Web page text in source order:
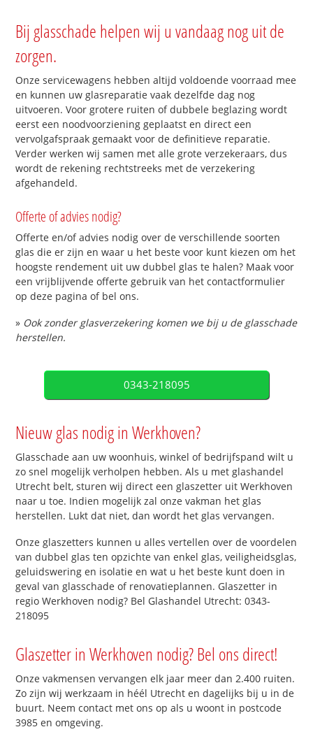
Bij glasschade helpen wij u vandaag nog uit de
zorgen.
Onze servicewagens hebben altijd voldoende voorraad mee
en kunnen uw glasreparatie vaak dezelfde dag nog
uitvoeren. Voor grotere ruiten of dubbele beglazing wordt
eerst een noodvoorziening geplaatst en direct een
vervolgafspraak gemaakt voor de definitieve reparatie.
Verder werken wij samen met alle grote verzekeraars, dus
wordt de rekening rechtstreeks met de verzekering
afgehandeld.
Offerte of advies nodig?
Offerte en/of advies nodig over de verschillende soorten
glas die er zijn en waar u het beste voor kunt kiezen om het
hoogste rendement uit uw dubbel glas te halen? Maak voor
een vrijblijvende offerte gebruik van het contactformulier
op deze pagina of bel ons.
» Ook zonder glasverzekering komen we bij u de glasschade
herstellen.
0343-218095
Nieuw glas nodig in Werkhoven?
Glasschade aan uw woonhuis, winkel of bedrijfspand wilt u
zo snel mogelijk verholpen hebben. Als u met glashandel
Utrecht belt, sturen wij direct een glaszetter uit Werkhoven
naar u toe. Indien mogelijk zal onze vakman het glas
herstellen. Lukt dat niet, dan wordt het glas vervangen.
Onze glaszetters kunnen u alles vertellen over de voordelen
van dubbel glas ten opzichte van enkel glas, veiligheidsglas,
geluidswering en isolatie en wat u het beste kunt doen in
geval van glasschade of renovatieplannen. Glaszetter in
regio Werkhoven nodig? Bel Glashandel Utrecht: 0343-
218095
Glaszetter in Werkhoven nodig? Bel ons direct!
Onze vakmensen vervangen elk jaar meer dan 2.400 ruiten.
Zo zijn wij werkzaam in héél Utrecht en dagelijks bij u in de
buurt. Neem contact met ons op als u woont in postcode
3985 en omgeving.